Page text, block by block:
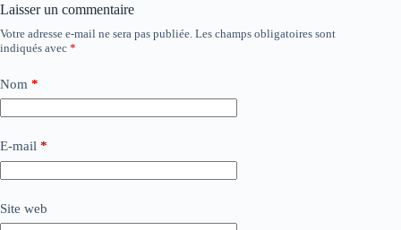
Laisser un commentaire
Votre adresse e-mail ne sera pas publiée. Les champs obligatoires sont
indiqués avec *
Nom *
E-mail *
Site web